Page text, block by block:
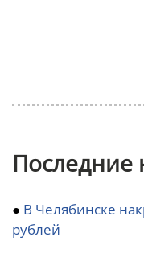
Последние
● В Челябинске
рублей